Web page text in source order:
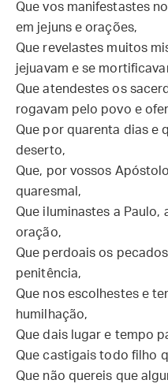
Que vos manifestastes
em jejuns e orações,
Que revelastes muitos
jejuavam e se
Que atendestes os
rogavam pelo povo e
Que por quarenta dias e
deserto,
Que, por vossos
quaresmal,
Que iluminastes a Paulo,
oração,
Que perdoais os
penitência,
Que nos escolhestes e
humilhação,
Que dais lugar e tempo
Que castigais todo filho
Que não quereis que